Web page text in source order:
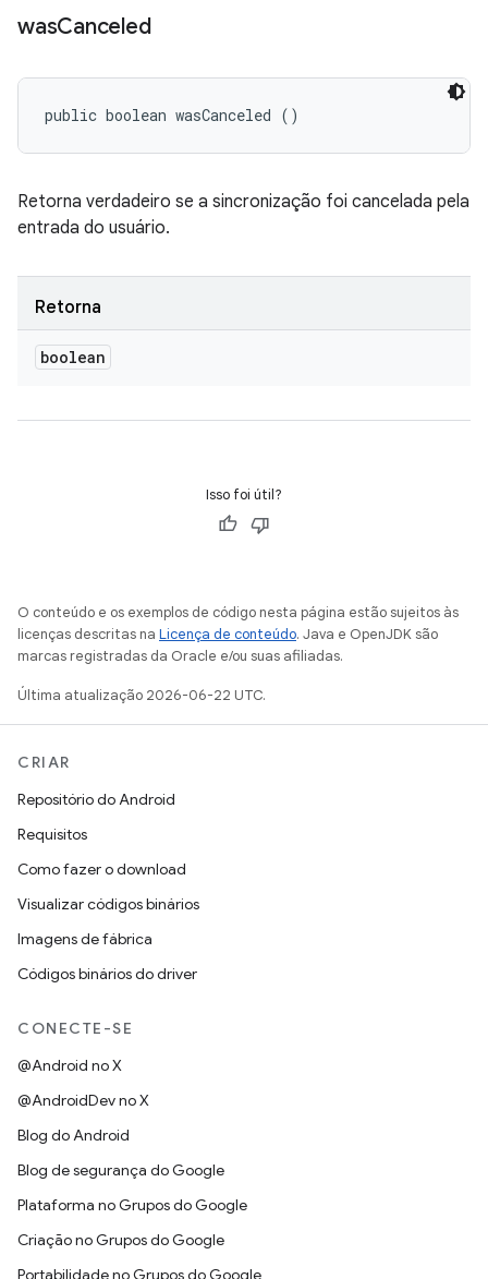
wasCanceled
public boolean wasCanceled ()
Retorna verdadeiro se a sincronização foi cancelada pela
entrada do usuário.
Retorna
boolean
Isso foi útil?
O conteúdo e os exemplos de código nesta página estão sujeitos às
licenças descritas na Licença de conteúdo. Java e OpenJDK são
marcas registradas da Oracle e/ou suas afiliadas.
Última atualização 2026-06-22 UTC.
CRIAR
Repositório do Android
Requisitos
Como fazer o download
Visualizar códigos binários
Imagens de fábrica
Códigos binários do driver
CONECTE-SE
@Android no X
@AndroidDev no X
Blog do Android
Blog de segurança do Google
Plataforma no Grupos do Google
Criação no Grupos do Google
Portabilidade no Grupos do Google